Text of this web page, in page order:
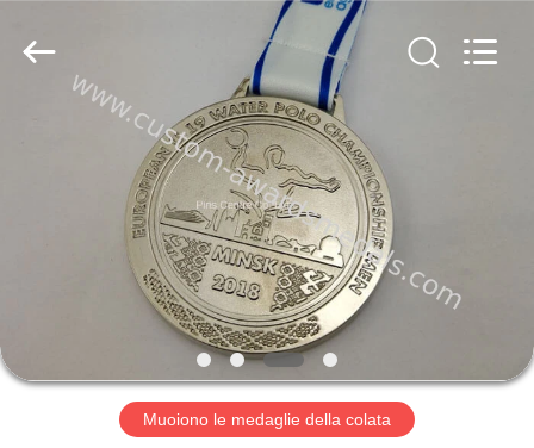
PRODOTTI
GIRO
Rights
Reserved.
Muoiono le medaglie della colata